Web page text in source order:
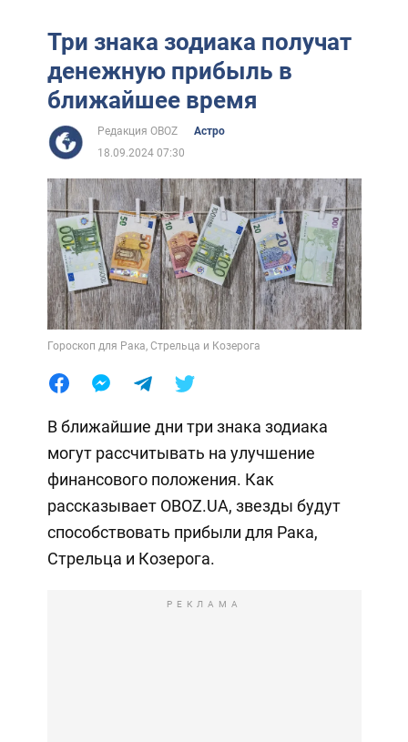
Три знака зодиака получат
денежную прибыль в
ближайшее время
Редакция OBOZ
Астро
18.09.2024 07:30
Гороскоп для Рака, Стрельца и Козерога
В ближайшие дни три знака зодиака
могут рассчитывать на улучшение
финансового положения. Как
рассказывает OBOZ.UA, звезды будут
способствовать прибыли для Рака,
Стрельца и Козерога.
РЕКЛАМА